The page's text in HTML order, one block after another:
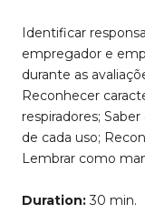
Identificar
empregador e
durante as
Reconhecer
respiradores;
de cada uso;
Lembrar como
Duration:30 min.